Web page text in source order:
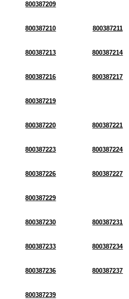
800387209
800387210 800387211
800387213 800387214
800387216 800387217
800387219
800387220 800387221
800387223 800387224
800387226 800387227
800387229
800387230 800387231
800387233 800387234
800387236 800387237
800387239